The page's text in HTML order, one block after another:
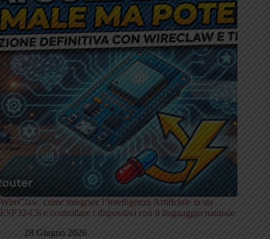
WireClaw: come integrare l’Intelligenza Artificiale in un
ESP32-C6 e controllare i dispositivi con il linguaggio naturale
28 Giugno 2026